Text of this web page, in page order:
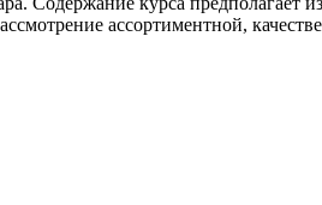
ассортиментной,